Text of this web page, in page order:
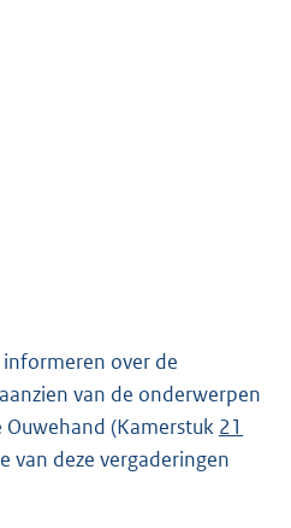
over de
van de onderwerpen
(Kamerstuk 21
van deze vergaderingen